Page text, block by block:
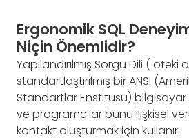
Ergonomik SQL
Niçin Önemlidir?
Yapılandırılmış Sorgu Dili ( öteki
standartlaştırılmış bir ANSI
Standartlar Enstitüsü) bilgisayar
ve programcılar bunu ilişkisel
kontakt oluşturmak için kullanır.